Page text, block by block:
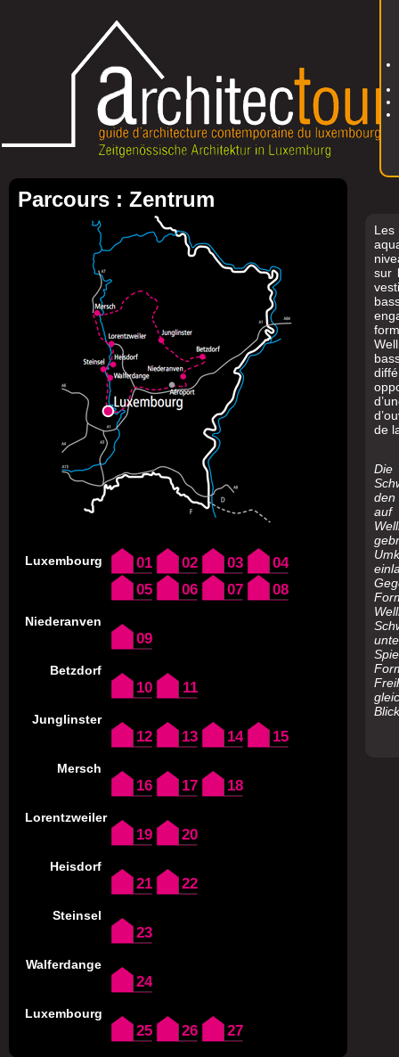
Parcours : Zentrum
Luxembourg 01 02 03
04
05
06 07 08
Niederanven
09
Betzdorf
10 11
Junglinster
12 13 14 15
Mersch
16 17 18
Lorentzweiler
19 20
Heisdorf
21 22
Steinsel
23
Walferdange
24
Luxembourg
25 26 27
sur
de
den
auf